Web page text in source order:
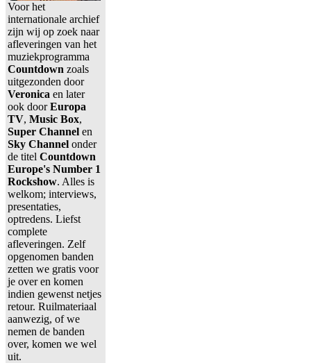
Voor het
internationale archief
zijn wij op zoek naar
afleveringen van het
muziekprogramma
Countdown zoals
uitgezonden door
Veronica en later
ook doorEuropa
TV, Music Box,
Super Channel en
Sky Channel onder
de titel Countdown
Europe's Number 1
Rockshow. Alles is
welkom; interviews,
presentaties,
optredens. Liefst
complete
afleveringen. Zelf
opgenomen banden
zetten we gratis voor
je over en komen
indien gewenst netjes
retour. Ruilmateriaal
aanwezig, of we
nemen de banden
over, komen we wel
uit.